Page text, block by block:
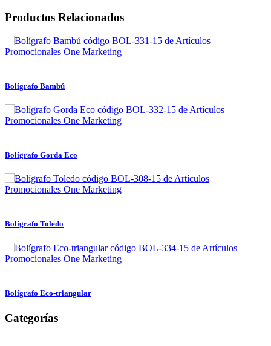
Productos Relacionados
Bolígrafo Bambú
Bolígrafo Gorda Eco
Bolígrafo Toledo
Bolígrafo Eco-triangular
Categorías